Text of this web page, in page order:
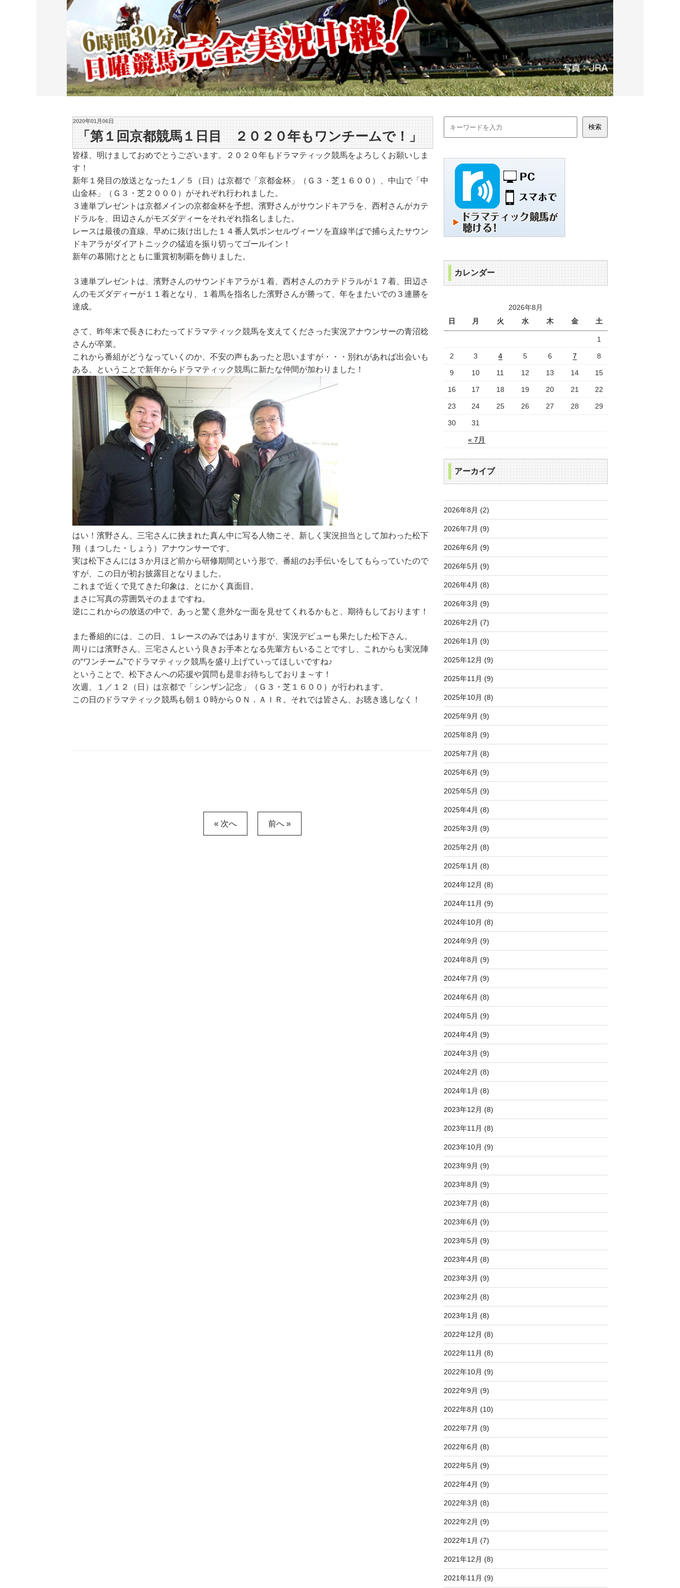
2020年01月06日
「第１回京都競馬１日目 ２０２０年もワンチームで！」
皆様、明けましておめでとうございます。２０２０年もドラマティック競馬をよろしくお願いしま
す！
新年１発目の放送となった１／５（日）は京都で「京都金杯」（Ｇ３・芝１６００）、中山で「中
山金杯」（Ｇ３・芝２０００）がそれぞれ行われました。
３連単プレゼントは京都メインの京都金杯を予想。濱野さんがサウンドキアラを、西村さんがカテ
ドラルを、田辺さんがモズダディーをそれぞれ指名しました。
レースは最後の直線、早めに抜け出した１４番人気ボンセルヴィーソを直線半ばで捕らえたサウン
ドキアラがダイアトニックの猛追を振り切ってゴールイン！
新年の幕開けとともに重賞初制覇を飾りました。
３連単プレゼントは、濱野さんのサウンドキアラが１着、西村さんのカテドラルが１７着、田辺さ
んのモズダディーが１１着となり、１着馬を指名した濱野さんが勝って、年をまたいでの３連勝を
達成。
さて、昨年末で長きにわたってドラマティック競馬を支えてくださった実況アナウンサーの青沼稔
さんが卒業。
これから番組がどうなっていくのか、不安の声もあったと思いますが・・・別れがあれば出会いも
ある、ということで新年からドラマティック競馬に新たな仲間が加わりました！
はい！濱野さん、三宅さんに挟まれた真ん中に写る人物こそ、新しく実況担当として加わった松下
翔（まつした・しょう）アナウンサーです。
実は松下さんには３か月ほど前から研修期間という形で、番組のお手伝いをしてもらっていたので
すが、この日が初お披露目となりました。
これまで近くで見てきた印象は、とにかく真面目。
まさに写真の雰囲気そのままですね。
逆にこれからの放送の中で、あっと驚く意外な一面を見せてくれるかもと、期待もしております！
また番組的には、この日、１レースのみではありますが、実況デビューも果たした松下さん。
周りには濱野さん、三宅さんという良きお手本となる先輩方もいることですし、これからも実況陣
の“ワンチーム”でドラマティック競馬を盛り上げていってほしいですね♪
ということで、松下さんへの応援や質問も是非お待ちしておりま～す！
次週、１／１２（日）は京都で「シンザン記念」（Ｇ３・芝１６００）が行われます。
この日のドラマティック競馬も朝１０時からＯＮ．ＡＩＲ。それでは皆さん、お聴き逃しなく！
« 次へ 前へ »
カレンダー
2026年8月
日
月 火 水 木 金 土
« 7月
1
2 3 4 5 6 7 8
9 10 11 12 13 14 15
16 17 18 19 20 21 22
23 24 25 26 27 28 29
30 31
アーカイブ
2026年8月 (2)
2026年7月 (9)
2026年6月 (9)
2026年5月 (9)
2026年4月 (8)
2026年3月 (9)
2026年2月 (7)
2026年1月 (9)
2025年12月 (9)
2025年11月 (9)
2025年10月 (8)
2025年9月 (9)
2025年8月 (9)
2025年7月 (8)
2025年6月 (9)
2025年5月 (9)
2025年4月 (8)
2025年3月 (9)
2025年2月 (8)
2025年1月 (8)
2024年12月 (8)
2024年11月 (9)
2024年10月 (8)
2024年9月 (9)
2024年8月 (9)
2024年7月 (9)
2024年6月 (8)
2024年5月 (9)
2024年4月 (9)
2024年3月 (9)
2024年2月 (8)
2024年1月 (8)
2023年12月 (8)
2023年11月 (8)
2023年10月 (9)
2023年9月 (9)
2023年8月 (9)
2023年7月 (8)
2023年6月 (9)
2023年5月 (9)
2023年4月 (8)
2023年3月 (9)
2023年2月 (8)
2023年1月 (8)
2022年12月 (8)
2022年11月 (8)
2022年10月 (9)
2022年9月 (9)
2022年8月 (10)
2022年7月 (9)
2022年6月 (8)
2022年5月 (9)
2022年4月 (9)
2022年3月 (8)
2022年2月 (9)
2022年1月 (7)
2021年12月 (8)
2021年11月 (9)